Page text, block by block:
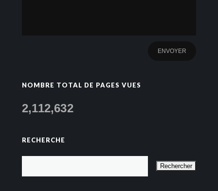
NOMBRE TOTAL DE PAGES VUES
2,112,632
RECHERCHE